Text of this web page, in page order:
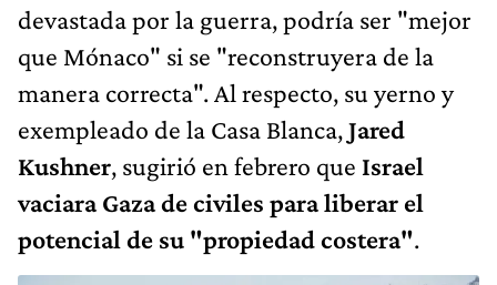
devastada por la guerra, podría ser "mejor
que Mónaco" si se "reconstruyera de la
manera correcta". Al respecto, su yerno y
exempleado de la Casa Blanca,Jared
Kushner, sugirió en febrero que Israel
vaciara Gaza de civiles para liberar el
potencial de su "propiedad costera".